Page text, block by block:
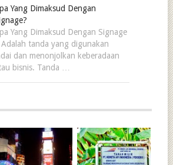
Yang Dimaksud Dengan
Yang Dimaksud Dengan Signage
tanda yang digunakan
dan menonjolkan keberadaan
bisnis. Tanda …